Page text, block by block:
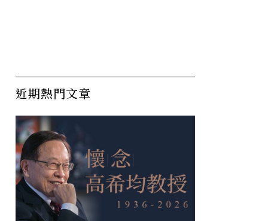
成功：
可久、
黃韻玲對談吳念真！《人間
條件一》黃金組合重聚，共
創台灣音樂劇產業鏈
近期熱門文章